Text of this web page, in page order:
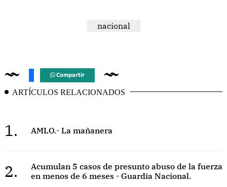
nacional
Compartir
ARTÍCULOS RELACIONADOS
1. AMLO.- La mañanera
2.
Acumulan 5 casos de presunto abuso de la fuerza
en menos de 6 meses - Guardia Nacional.